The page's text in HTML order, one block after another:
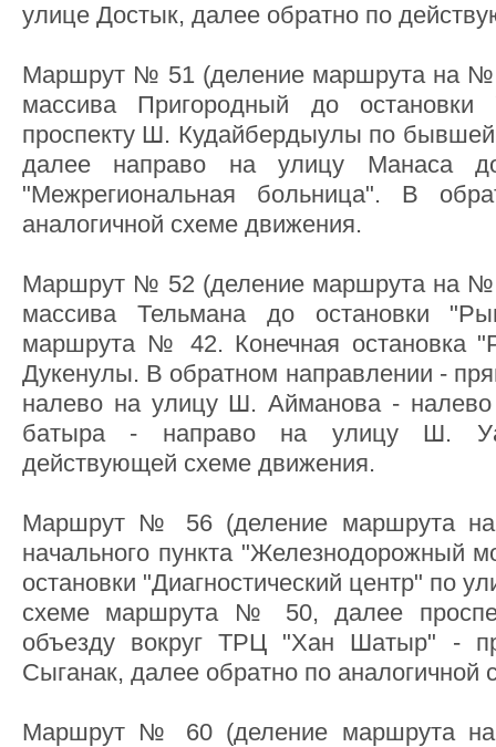
улице Достык, далее обратно по
Маршрут № 51 (деление маршрута на
массива Пригородный до
проспекту Ш. Кудайбердыулы по
далее направо на улицу Манаса до
"Межрегиональная больница". В
аналогичной схеме движения.
Маршрут № 52 (деление маршрута на
массива Тельмана до остановки
маршрута № 42. Конечная остановка
Дукенулы. В обратном направлении -
налево на улицу Ш. Айманова - налево
батыра - направо на улицу Ш.
действующей схеме движения.
Маршрут № 56 (деление
начального пункта "Железнодорожный
остановки "Диагностический центр" по
схеме маршрута № 50, далее
объезду вокруг ТРЦ "Хан Шатыр" -
Сыганак, далее обратно по аналогичной
Маршрут № 60 (деление